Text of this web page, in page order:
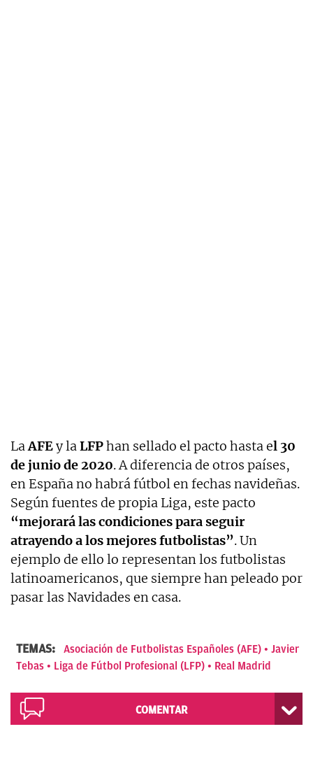
LaAFEy laLFPhan sellado el pacto hasta el 30
de junio de 2020. A diferencia de otros países,
en España no habrá fútbol en fechas navideñas.
Según fuentes de propia Liga, este pacto
“mejorará las condiciones para seguir
atrayendo a los mejores futbolistas”. Un
ejemplo de ello lo representan los futbolistas
latinoamericanos, que siempre han peleado por
pasar las Navidades en casa.
TEMAS: Asociación de Futbolistas Españoles (AFE)
Javier
Tebas
Liga de Fútbol Profesional (LFP) Real Madrid
COMENTAR